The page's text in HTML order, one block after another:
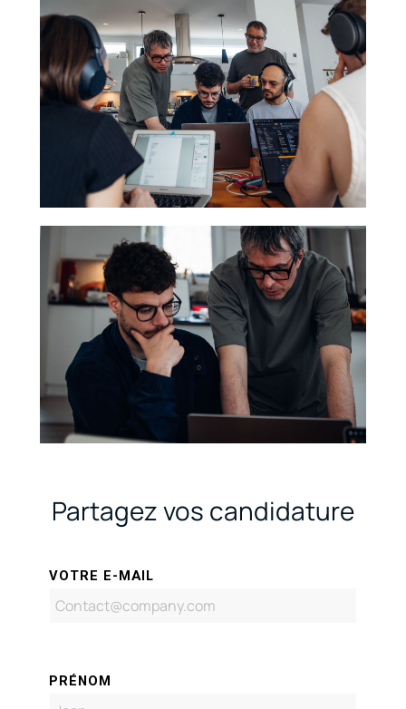
Partagez vos candidature
VOTRE E-MAIL
PRÉNOM